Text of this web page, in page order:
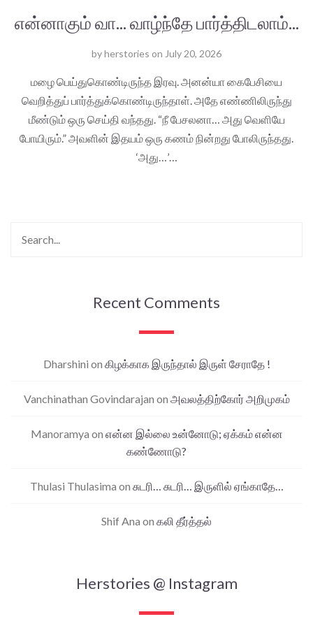
என்னாகும் வா... வாழ்ந்தே பார்த்திடலாம்...
byherstories on July 20, 2026
மழை பெய்துகொண்டிருந்த இரவு. அனன்யா கைபேசியை
வெறித்துப் பார்த்துக்கொண்டிருந்தாள். அதே எண்ணிலிருந்து
மீண்டும் ஒரு செய்தி வந்தது. “நீ பேசலனா… அது வெளியே
போயிரும்.” அவளின் இதயம் ஒரு கணம் நின்றது போலிருந்தது.
‘அது…’…
Recent Comments
Dharshini on கிழக்காக இருந்தால் இருள் சேராதே !
Vanchinathan Govindarajan on அவலத்திற்கோர் அறிமுகம்
Manoramya on என்ன இல்லை உன்னோடு; ஏக்கம் என்ன
கண்ணோடு?
Thulasi Thulasima on சுடரி… சுடரி… இருளில் ஏங்காதே…
Shif Ana on கலி தீர்த்தல்
Herstories @ Instagram